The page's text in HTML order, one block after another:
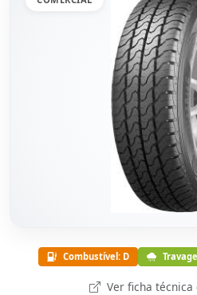
Combustível: D
Ver ficha técnica